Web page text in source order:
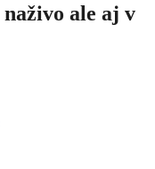
ale aj v